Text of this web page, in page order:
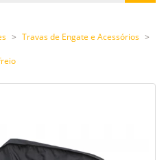
Travas de Engate e Acessórios